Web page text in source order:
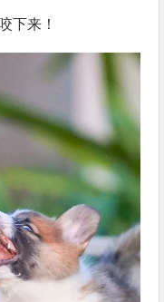
下来！